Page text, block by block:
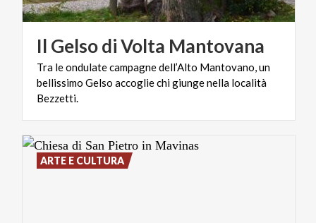
Il GelsodiVolta Mantovana
Tra le ondulate campagne dell’Alto Mantovano, un
bellissimo Gelso accoglie chi giunge nella località
Bezzetti.
ARTE E CULTURA